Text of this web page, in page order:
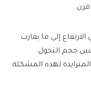
إلى ما يقارب
حجم التحول
لهذه المشكلة